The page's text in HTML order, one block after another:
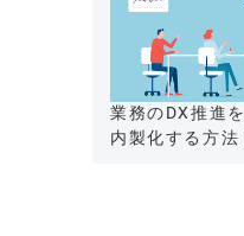
業務のDX推進
内製化する方法